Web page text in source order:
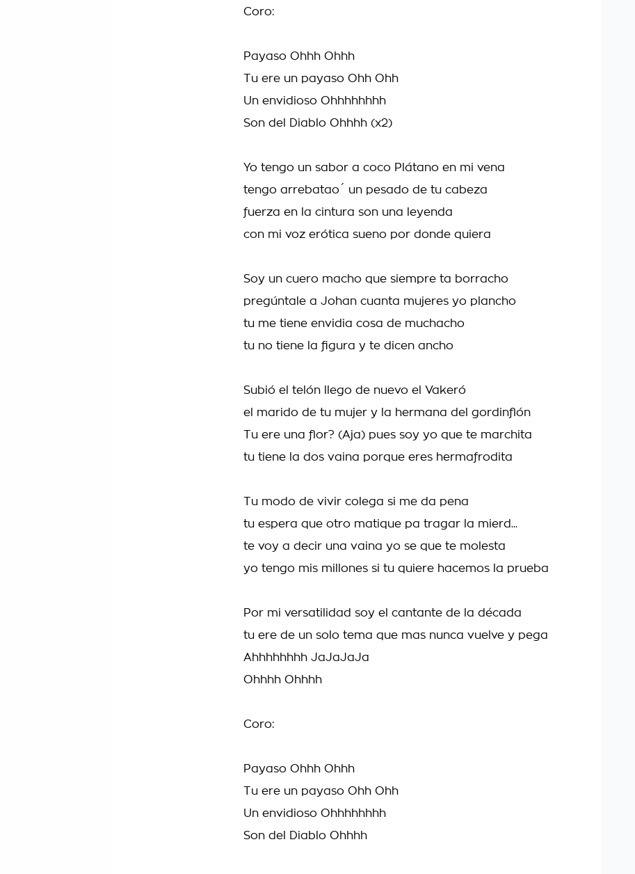
Coro:
Payaso Ohhh Ohhh
Tu ere un payaso Ohh Ohh
Un envidioso Ohhhhhhhh
Son del Diablo Ohhhh (x2)
Yo tengo un sabor a coco Plátano en mi vena
tengo arrebatao´ un pesado de tu cabeza
fuerza en la cintura son una leyenda
con mi voz erótica sueno por donde quiera
Soy un cuero macho que siempre ta borracho
pregúntale a Johan cuanta mujeres yo plancho
tu me tiene envidia cosa de muchacho
tu no tiene la figura y te dicen ancho
Subió el telón llego de nuevo el Vakeró
el marido de tu mujer y la hermana del gordinflón
Tu ere una flor? (Aja) pues soy yo que te marchita
tu tiene la dos vaina porque eres hermafrodita
Tu modo de vivir colega si me da pena
tu espera que otro matique pa tragar la mierd...
te voy a decir una vaina yo se que te molesta
yo tengo mis millones si tu quiere hacemos la prueba
Por mi versatilidad soy el cantante de la década
tu ere de un solo tema que mas nunca vuelve y pega
Ahhhhhhhh JaJaJaJa
Ohhhh Ohhhh
Coro:
Payaso Ohhh Ohhh
Tu ere un payaso Ohh Ohh
Un envidioso Ohhhhhhhh
Son del Diablo Ohhhh